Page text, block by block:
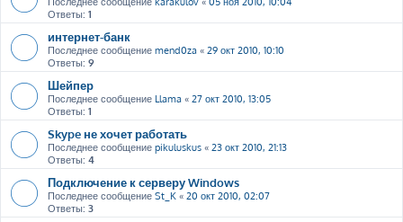
Ответы: 1
интернет-банк
Последнее сообщение mend0za « 29 окт 2010, 10:10
Ответы: 9
Шейпер
Последнее сообщение Llama « 27 окт 2010, 13:05
Ответы: 1
Skype не хочет работать
Последнее сообщение pikuluskus « 23 окт 2010, 21:13
Ответы: 4
Подключение к серверу Windows
Последнее сообщение St_K « 20 окт 2010, 02:07
Ответы: 3